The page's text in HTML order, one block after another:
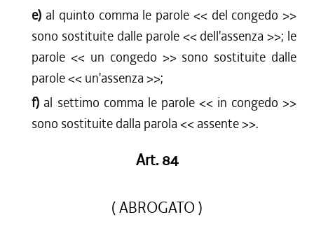
e) al quinto comma le parole << del congedo >>
sono sostituite dalle parole << dell'assenza >>; le
parole << un congedo >> sono sostituite dalle
parole << un'assenza >>;
f) al settimo comma le parole << in congedo >>
sono sostituite dalla parola << assente >>.
Art. 84
( ABROGATO )